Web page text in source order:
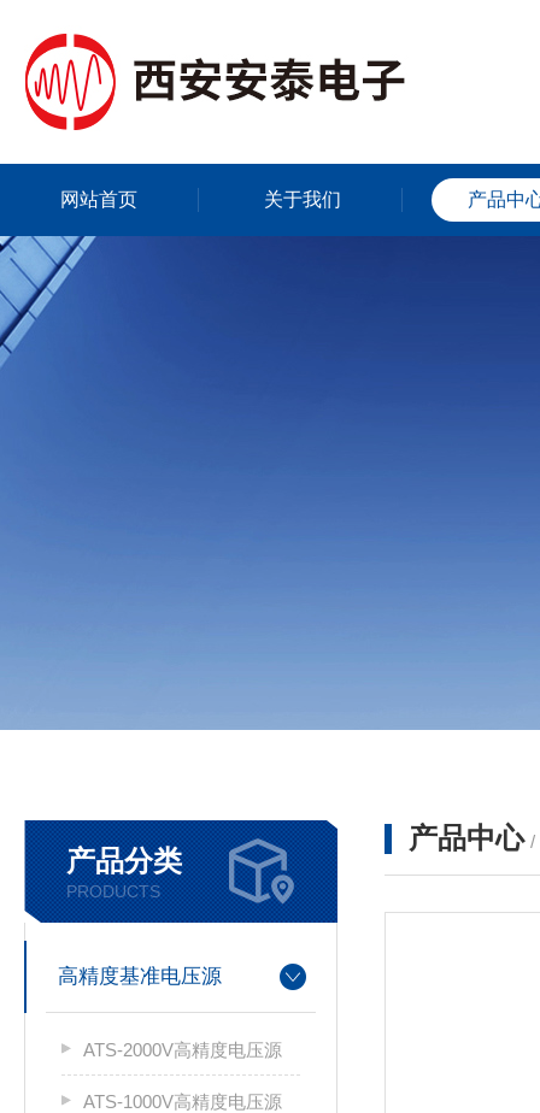
网站首页 关于我们 产品中
产品分类
PRODUCTS
高精度基准电压源
ATS-2000V高精度电压源
ATS-1000V高精度电压源
产品中心 /